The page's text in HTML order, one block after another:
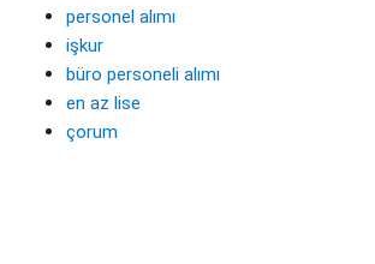
personel alımı
işkur
büro personeli alımı
en az lise
çorum